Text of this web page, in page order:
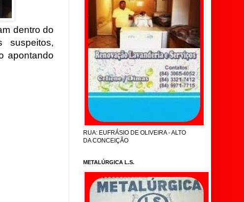
dentro do
suspeitos,
apontando
RUA: EUFRÁSIO DE OLIVEIRA - ALTO
DA CONCEIÇÃO
METALÚRGICA L.S.